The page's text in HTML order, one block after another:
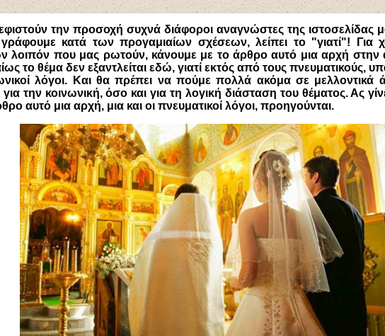
την προσοχή συχνά διάφοροι αναγνώστες της ιστοσελίδας
κατά των προγαμιαίων σχέσεων, λείπει το "γιατί"! Για
λοιπόν που μας ρωτούν, κάνουμε με το άρθρο αυτό μια αρχή στην
το θέμα δεν εξαντλείται εδώ, γιατί εκτός από τους πνευματικούς,
λόγοι. Και θα πρέπει να πούμε πολλά ακόμα σε μελλοντικά
την κοινωνική, όσο και για τη λογική διάσταση του θέματος. Ας
αυτό μια αρχή, μια και οι πνευματικοί λόγοι, προηγούνται.